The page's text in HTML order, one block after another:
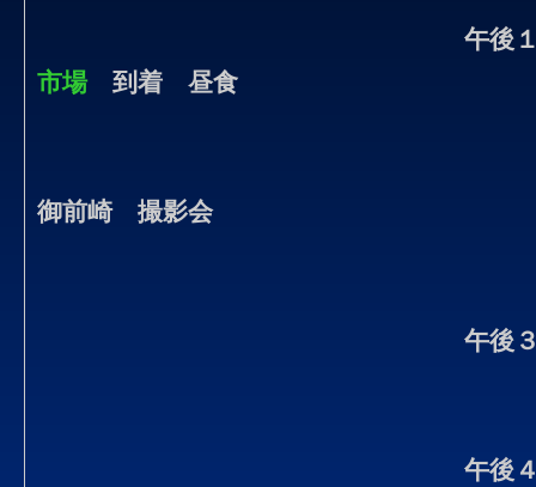
午後
市場到着 昼食
御前崎 撮影会
午後
午後